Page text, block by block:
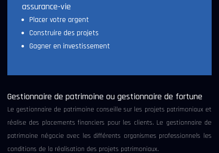
assurance-vie
Placer votre argent
Construire des projets
Gagner en investissement
Gestionnaire de patrimoine ou gestionnaire de fortune
Le gestionnaire de patrimoine conseille sur les projets patrimoniaux et
réalise des placements financiers pour les clients. Le gestionnaire de
patrimoine négocie avec les différents organismes professionnels les
conditions de la réalisation des projets patrimoniaux.